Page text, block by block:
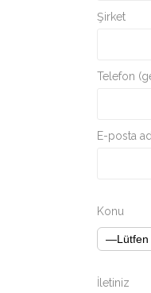
Şirket
Telefon
E-posta
Konu
İletiniz